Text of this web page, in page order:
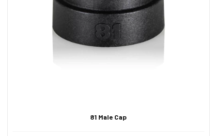
81 Male Cap